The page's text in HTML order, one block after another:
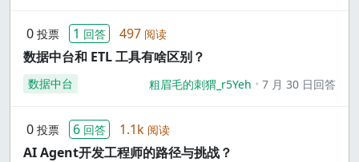
0 投票 1 回答 497 阅读
数据中台和 ETL 工具有啥区别？
数据中台 粗眉毛的刺猬_r5Yeh 7 月 30 日回答
0 投票 6 回答 1.1k 阅读
AI Agent开发工程师的路径与挑战？